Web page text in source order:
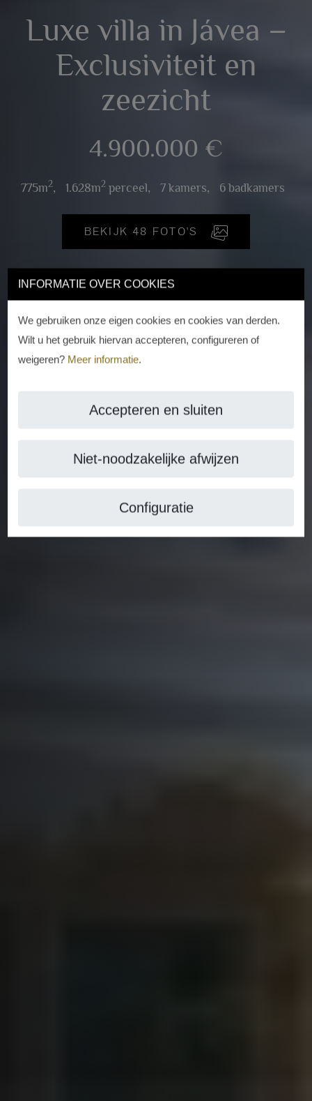
INFORMATIE OVER COOKIES
We gebruiken onze eigen cookies en cookies van derden.
Wilt u het gebruik hiervan accepteren, configureren of
weigeren? Meer informatie.
Accepteren en sluiten
Niet-noodzakelijke afwijzen
Configuratie
​​​​​​​Luxe villa in Jávea –
Exclusiviteit en
zeezicht
4.900.000 €
775m2, 1.628m2perceel, 7 kamers, 6 badkamers
BEKIJK 48 FOTO'S